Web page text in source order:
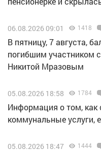
06.08.2026 09:01 1418
В пятницу, 7 августа,
погибшим участником
Никитой Мразовым
05.08.2026 18:58 1784
Информация о том, как
коммунальные услуги,
05.08.2026 18:47 1444